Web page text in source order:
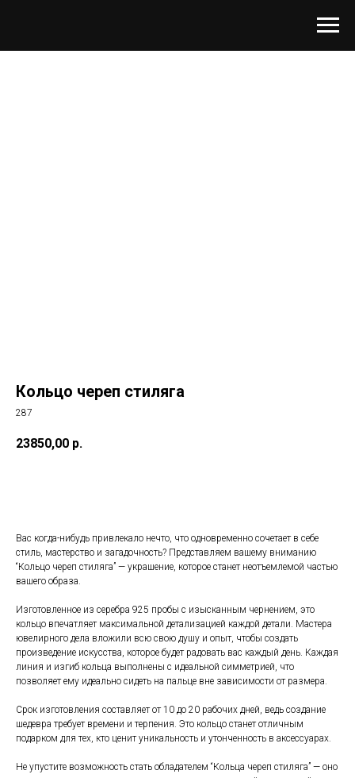
Кольцо череп стиляга
287
23850,00 р.
Вас когда-нибудь привлекало нечто, что одновременно сочетает в себе
стиль, мастерство и загадочность? Представляем вашему вниманию
“Кольцо череп стиляга” — украшение, которое станет неотъемлемой частью
вашего образа.
Изготовленное из серебра 925 пробы с изысканным чернением, это
кольцо впечатляет максимальной детализацией каждой детали. Мастера
ювелирного дела вложили всю свою душу и опыт, чтобы создать
произведение искусства, которое будет радовать вас каждый день. Каждая
линия и изгиб кольца выполнены с идеальной симметрией, что
позволяет ему идеально сидеть на пальце вне зависимости от размера.
Срок изготовления составляет от 10 до 20 рабочих дней, ведь создание
шедевра требует времени и терпения. Это кольцо станет отличным
подарком для тех, кто ценит уникальность и утонченность в аксессуарах.
Не упустите возможность стать обладателем “Кольца череп стиляга” — оно